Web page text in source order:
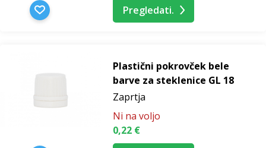
Pregledati.
Plastični pokrovček bele
barve za steklenice GL 18
Zaprtja
Ni na voljo
0,22 €